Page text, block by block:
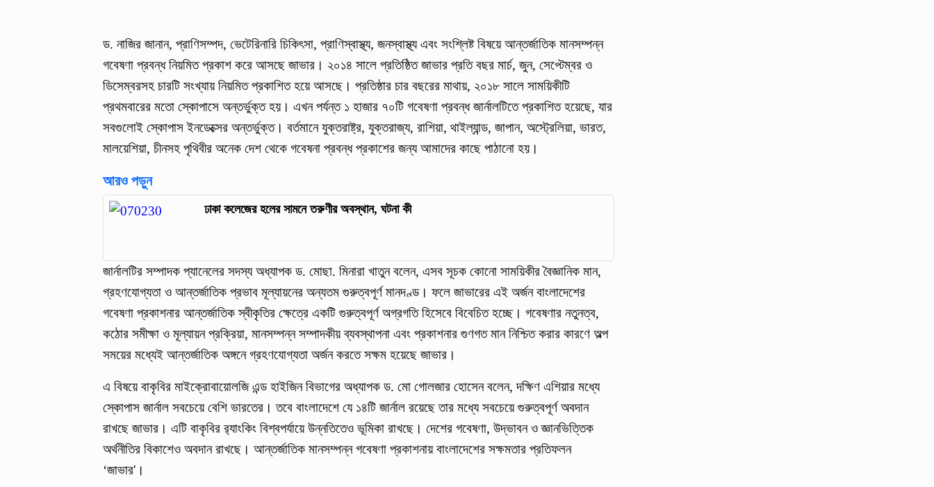
ড. নাজির জানান, প্রাণিসম্পদ, ভেটেরিনারি চিকিৎসা, প্রাণিস্বাস্থ্য, জনস্বাস্থ্য এবং সংশ্লিষ্ট বিষয়ে আন্তর্জাতিক মানসম্পন্ন
গবেষণা প্রবন্ধ নিয়মিত প্রকাশ করে আসছে জাভার। ২০১৪ সালে প্রতিষ্ঠিত জাভার প্রতি বছর মার্চ, জুন, সেপ্টেম্বর ও
ডিসেম্বরসহ চারটি সংখ্যায় নিয়মিত প্রকাশিত হয়ে আসছে। প্রতিষ্ঠার চার বছরের মাথায়, ২০১৮ সালে সাময়িকীটি
প্রথমবারের মতো স্কোপাসে অন্তর্ভুক্ত হয়। এখন পর্যন্ত ১ হাজার ৭০টি গবেষণা প্রবন্ধ জার্নালটিতে প্রকাশিত হয়েছে, যার
সবগুলোই স্কোপাস ইনডেক্সের অন্তর্ভুক্ত। বর্তমানে যুক্তরাষ্ট্র, যুক্তরাজ্য, রাশিয়া, থাইল্যান্ড, জাপান, অস্ট্রেলিয়া, ভারত,
মালয়েশিয়া, চীনসহ পৃথিবীর অনেক দেশ থেকে গবেষনা প্রবন্ধ প্রকাশের জন্য আমাদের কাছে পাঠানো হয়।
আরও পড়ুন
ঢাকা কলেজের হলের সামনে তরুণীর অবস্থান, ঘটনা কী
জার্নালটির সম্পাদক প্যানেলের সদস্য অধ্যাপক ড. মোছা. মিনারা খাতুন বলেন, এসব সূচক কোনো সাময়িকীর বৈজ্ঞানিক মান,
গ্রহণযোগ্যতা ও আন্তর্জাতিক প্রভাব মূল্যায়নের অন্যতম গুরুত্বপূর্ণ মানদণ্ড। ফলে জাভারের এই অর্জন বাংলাদেশের
গবেষণা প্রকাশনার আন্তর্জাতিক স্বীকৃতির ক্ষেত্রে একটি গুরুত্বপূর্ণ অগ্রগতি হিসেবে বিবেচিত হচ্ছে। গবেষণার নতুনত্ব,
কঠোর সমীক্ষা ও মূল্যায়ন প্রক্রিয়া, মানসম্পন্ন সম্পাদকীয় ব্যবস্থাপনা এবং প্রকাশনার গুণগত মান নিশ্চিত করার কারণে অল্প
সময়ের মধ্যেই আন্তর্জাতিক অঙ্গনে গ্রহণযোগ্যতা অর্জন করতে সক্ষম হয়েছে জাভার।
এ বিষয়ে বাকৃবির মাইক্রোবায়োলজি এন্ড হাইজিন বিভাগের অধ্যাপক ড. মো গোলজার হোসেন বলেন, দক্ষিণ এশিয়ার মধ্যে
স্কোপাস জার্নাল সবচেয়ে বেশি ভারতের। তবে বাংলাদেশে যে ১৪টি জার্নাল রয়েছে তার মধ্যে সবচেয়ে গুরুত্বপূর্ণ অবদান
রাখছে জাভার। এটি বাকৃবির র‍্যাংকিং বিশ্বপর্যায়ে উন্নতিতেও ভূমিকা রাখছে। দেশের গবেষণা, উদ্ভাবন ও জ্ঞানভিত্তিক
অর্থনীতির বিকাশেও অবদান রাখছে। আন্তর্জাতিক মানসম্পন্ন গবেষণা প্রকাশনায় বাংলাদেশের সক্ষমতার প্রতিফলন
‘জাভার'।